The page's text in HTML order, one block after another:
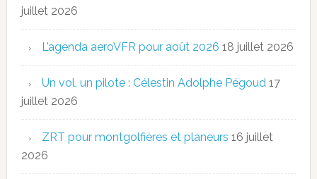
juillet 2026
L’agenda aeroVFR pour août 2026 18 juillet 2026
Un vol, un pilote : Célestin Adolphe Pégoud 17
juillet 2026
ZRT pour montgolfières et planeurs 16 juillet
2026